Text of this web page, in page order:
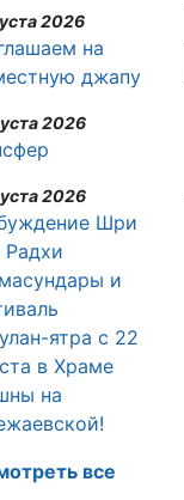
2026
на
джапу
2026
2026
Шри
и
ятра с 22
в Храме
на
все